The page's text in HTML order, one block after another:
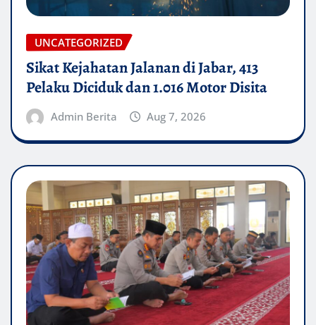
UNCATEGORIZED
Sikat Kejahatan Jalanan di Jabar, 413
Pelaku Diciduk dan 1.016 Motor Disita
Admin Berita Aug 7, 2026